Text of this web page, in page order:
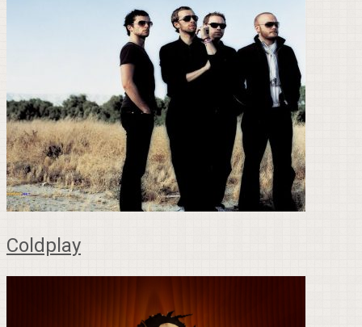
Coldplay